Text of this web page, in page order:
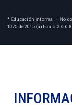
* Educación informal – No
1075 de 2015 (artículo